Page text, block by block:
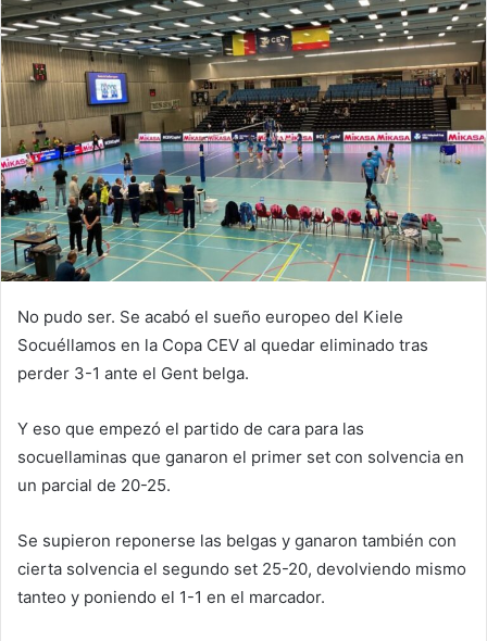
a
i
l
No pudo ser. Se acabó el sueño europeo del Kiele
Socuéllamos en la Copa CEV al quedar eliminado tras
perder 3-1 ante el Gent belga.
Y eso que empezó el partido de cara para las
socuellaminas que ganaron el primer set con solvencia en
un parcial de 20-25.
Se supieron reponerse las belgas y ganaron también con
cierta solvencia el segundo set 25-20, devolviendo mismo
tanteo y poniendo el 1-1 en el marcador.